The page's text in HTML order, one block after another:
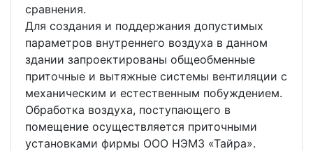
сравнения.
Для создания и поддержания допустимых
параметров внутреннего воздуха в данном
здании запроектированы общеобменные
приточные и вытяжные системы вентиляции с
механическим и естественным побуждением.
Обработка воздуха, поступающего в
помещение осуществляется приточными
установками фирмы ООО НЭМЗ «Тайра».